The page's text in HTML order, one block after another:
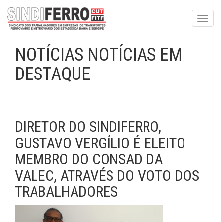
NOTÍCIAS NOTÍCIAS EM
DESTAQUE
DIRETOR DO SINDIFERRO,
GUSTAVO VERGÍLIO É ELEITO
MEMBRO DO CONSAD DA
VALEC, ATRAVÉS DO VOTO DOS
TRABALHADORES